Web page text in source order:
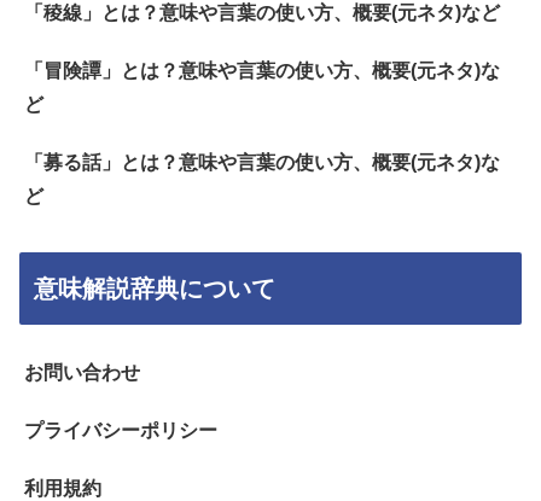
「稜線」とは？意味や言葉の使い方、概要(元ネタ)など
「冒険譚」とは？意味や言葉の使い方、概要(元ネタ)な
ど
「募る話」とは？意味や言葉の使い方、概要(元ネタ)な
ど
意味解説辞典について
お問い合わせ
プライバシーポリシー
利用規約